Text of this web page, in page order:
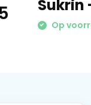
Sukrin
Op